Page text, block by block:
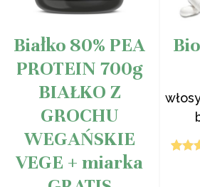
Białko 80% PEA
PROTEIN 700g
BIAŁKO Z
GROCHU
WEGAŃSKIE
VEGE + miarka